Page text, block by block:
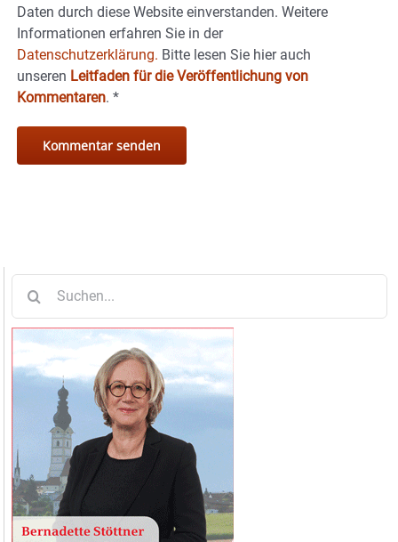
Daten durch diese Website einverstanden. Weitere
Informationen erfahren Sie in der
Datenschutzerklärung. Bitte lesen Sie hier auch
unseren Leitfaden für die Veröffentlichung von
Kommentaren. *
nach: